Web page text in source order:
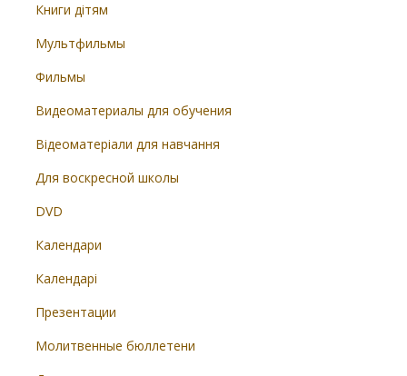
Книги дітям
Мультфильмы
Фильмы
Видеоматериалы для обучения
Відеоматеріали для навчання
Для воскресной школы
DVD
Календари
Календарі
Презентации
Молитвенные бюллетени